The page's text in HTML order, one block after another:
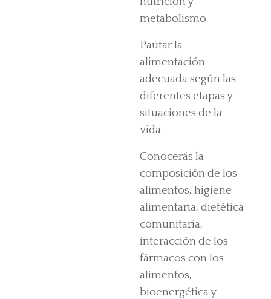
metabolismo.
Pautar la
alimentación
adecuada según las
diferentes etapas y
situaciones de la
vida.
Conocerás la
composición de los
alimentos, higiene
alimentaria, dietética
comunitaria,
interacción de los
fármacos con los
alimentos,
bioenergética y